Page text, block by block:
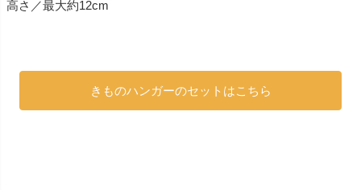
高さ／最大約12cm
きものハンガーのセットはこちら